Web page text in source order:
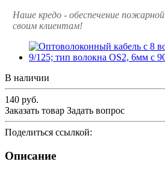
Наше кредо - обеспечение пожарной
своим клиентам!
В наличии
140 руб.
Заказать товар Задать вопрос
Поделиться ссылкой:
Описание